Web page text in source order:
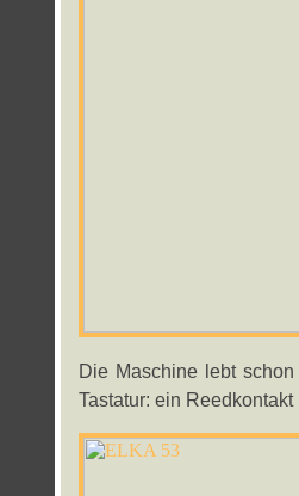
Die Maschine lebt
Tastatur: ein